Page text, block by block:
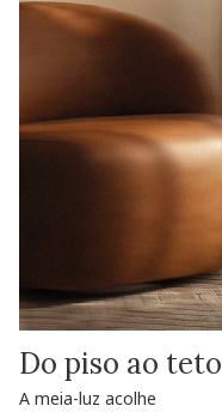
Do piso ao teto
A meia-luz acolhe